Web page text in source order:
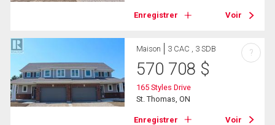
Enregistrer Voir
Maison 3 CAC , 3 SDB
570 708 $
165 Styles Drive
St. Thomas, ON
Enregistrer Voir
?